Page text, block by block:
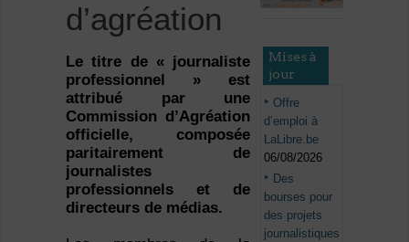
d’agréation
Le titre de « journaliste
professionnel » est
attribué par une
Commission d’Agréation
officielle, composée
paritairement de
journalistes
professionnels et de
directeurs de médias.
Mises à
jour
Offre
d’emploi à
LaLibre.be
06/08/2026
Des
bourses pour
des projets
journalistiques